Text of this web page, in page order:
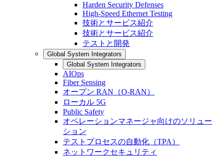
Harden Security Defenses
High-Speed Ethernet Testing
技術とサービス紹介
技術とサービス紹介
テストと開発
Global System Integrators
Global System Integrators
AIOps
Fiber Sensing
オープン RAN（O-RAN）
ローカル 5G
Public Safety
オペレーションマネージャ向けのソリュー
ション
テストプロセスの自動化（TPA）
ネットワークセキュリティ